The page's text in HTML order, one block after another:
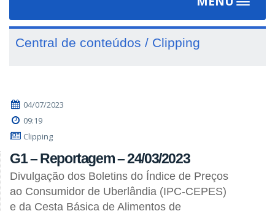
Toggle
Central de conteúdos / Clipping
04/07/2023
09:19
Clipping
G1 – Reportagem – 24/03/2023
Divulgação dos Boletins do Índice de Preços
ao Consumidor de Uberlândia (IPC-CEPES)
e da Cesta Básica de Alimentos de